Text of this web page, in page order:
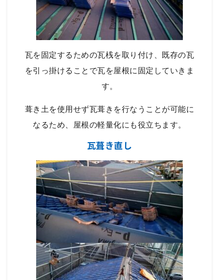
瓦を固定するための瓦桟を取り付け、既存の瓦
を引っ掛けることで瓦を屋根に固定していきま
す。
葺き土を使用せず瓦葺きを行なうことが可能に
なるため、屋根の軽量化にも役立ちます。
瓦葺き直し